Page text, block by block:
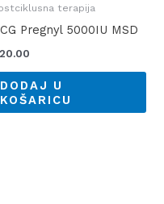
terapija
Pregnyl 5000IU MSD
20.00
DODAJ U
KOŠARICU